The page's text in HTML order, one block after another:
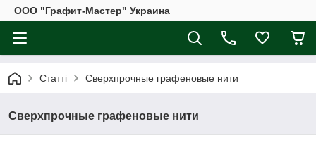
ООО "Графит-Мастер" Украина
Статті Сверхпрочные графеновые нити
Сверхпрочные графеновые нити